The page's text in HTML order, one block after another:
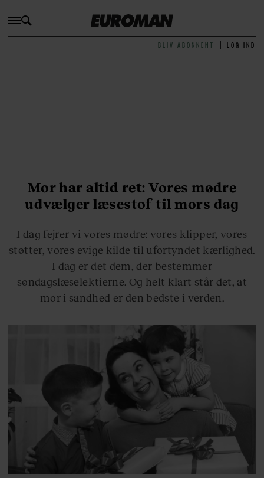
BLIV ABONNENT LOG IND
Mor har altid ret: Vores mødre
udvælger læsestof til mors dag
I dag fejrer vi vores mødre: vores klipper, vores
støtter, vores evige kilde til ufortyndet kærlighed.
I dag er det dem, der bestemmer
søndagslæselektierne. Og helt klart står det, at
mor i sandhed er den bedste i verden.